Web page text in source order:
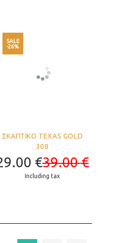
SALE
-26%
ΣΚΑΠΤΙΚΟ TEXAS GOLD
308
€39.00€
Including tax